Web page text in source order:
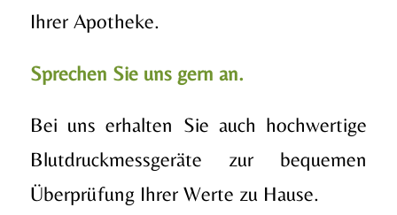
Ihrer Apotheke.
Sprechen Sie uns gern an.
Bei uns erhalten Sie auch hochwertige
Blutdruckmessgeräte zur bequemen
Überprüfung Ihrer Werte zu Hause.